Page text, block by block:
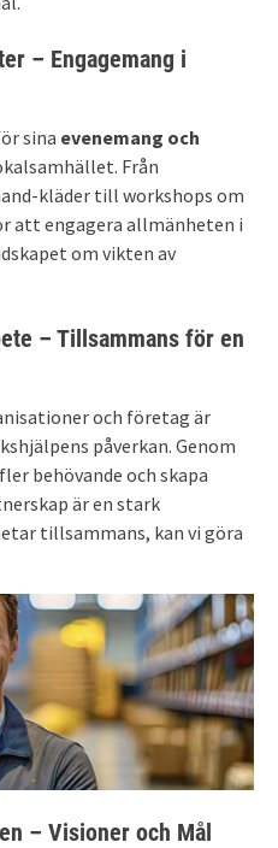
– Engagemang i
sina evenemang och
Från
kläder till workshops om
att engagera allmänheten i
om vikten av
– Tillsammans för en
och företag är
påverkan. Genom
behövande och skapa
är en stark
tillsammans, kan vi göra
– Visioner och Mål